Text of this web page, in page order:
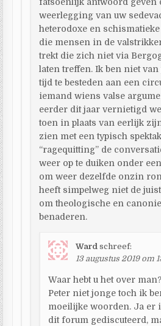
fatsoenlijk antwoord geven
weerlegging van uw
heterodoxe en
die mensen in de
trekt die zich niet via
laten treffen. Ik ben niet
tijd te besteden aan een
iemand wiens valse
eerder dit jaar vernietigd
toen in plaats van eerlijk
zien met een typisch
“ragequitting” de
weer op te duiken onder
om weer dezelfde onzin
heeft simpelweg niet de
om theologische en
benaderen.
Ward schreef:
13 augustus 2019 om
Waar hebt u het over
Peter niet jonge toch ik
moeilijke woorden. Ja er
dit forum gediscuteerd,